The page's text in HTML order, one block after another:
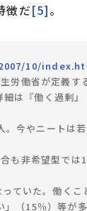
徴だ[5]。
10/
労働省が定義す
は『働く過剰
今やニートは
も非希望型では
ていた。働く
（15％）等が